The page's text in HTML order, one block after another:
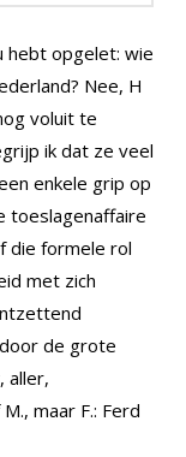
hebt opgelet: wie
Nee, H
voluit te
ik dat ze veel
enkele grip op
toeslagenaffaire
die formele rol
met zich
de grote
aller,
maar F.: Ferd